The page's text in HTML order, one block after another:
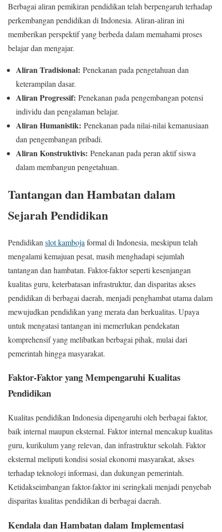
Berbagai aliran pemikiran pendidikan telah berpengaruh terhadap
perkembangan pendidikan di Indonesia. Aliran-aliran ini
memberikan perspektif yang berbeda dalam memahami proses
belajar dan mengajar.
Aliran Tradisional: Penekanan pada pengetahuan dan
keterampilan dasar.
Aliran Progressif: Penekanan pada pengembangan potensi
individu dan pengalaman belajar.
Aliran Humanistik: Penekanan pada nilai-nilai kemanusiaan
dan pengembangan pribadi.
Aliran Konstruktivis: Penekanan pada peran aktif siswa
dalam membangun pengetahuan.
Tantangan dan Hambatan dalam
Sejarah Pendidikan
Pendidikan slot kamboja formal di Indonesia, meskipun telah
mengalami kemajuan pesat, masih menghadapi sejumlah
tantangan dan hambatan. Faktor-faktor seperti kesenjangan
kualitas guru, keterbatasan infrastruktur, dan disparitas akses
pendidikan di berbagai daerah, menjadi penghambat utama dalam
mewujudkan pendidikan yang merata dan berkualitas. Upaya
untuk mengatasi tantangan ini memerlukan pendekatan
komprehensif yang melibatkan berbagai pihak, mulai dari
pemerintah hingga masyarakat.
Faktor-Faktor yang Mempengaruhi Kualitas
Pendidikan
Kualitas pendidikan Indonesia dipengaruhi oleh berbagai faktor,
baik internal maupun eksternal. Faktor internal mencakup kualitas
guru, kurikulum yang relevan, dan infrastruktur sekolah. Faktor
eksternal meliputi kondisi sosial ekonomi masyarakat, akses
terhadap teknologi informasi, dan dukungan pemerintah.
Ketidakseimbangan faktor-faktor ini seringkali menjadi penyebab
disparitas kualitas pendidikan di berbagai daerah.
Kendala dan Hambatan dalam Implementasi